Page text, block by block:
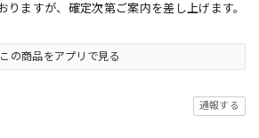
りますが、確定次第ご案内を差し上げます。
この商品をアプリで見る
通報する